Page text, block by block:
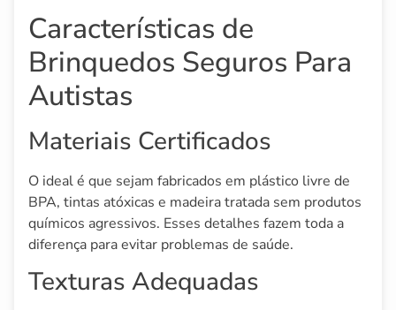
Características de
Brinquedos Seguros Para
Autistas
Materiais Certificados
O ideal é que sejam fabricados em plástico livre de
BPA, tintas atóxicas e madeira tratada sem produtos
químicos agressivos. Esses detalhes fazem toda a
diferença para evitar problemas de saúde.
Texturas Adequadas